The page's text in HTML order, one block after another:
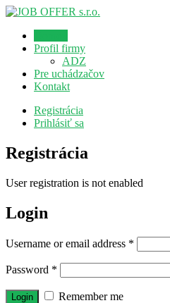
Profil firmy
ADZ
Pre uchádzačov
Kontakt
Registrácia
Prihlásiť sa
Registrácia
User registration is not enabled
Login
Username or email address *
Password *
Remember me